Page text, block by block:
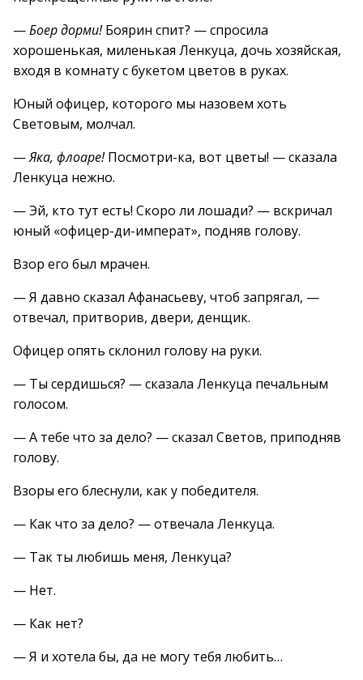
—Боер дорми!Боярин спит? — спросила
хорошенькая, миленькая Ленкуца, дочь хозяйская,
входя в комнату с букетом цветов в руках.
Юный офицер, которого мы назовем хоть
Световым, молчал.
—Яка, флоаре!Посмотри-ка, вот цветы! — сказала
Ленкуца нежно.
— Эй, кто тут есть! Скоро ли лошади? — вскричал
юный «офицер-ди-императ», подняв голову.
Взор его был мрачен.
— Я давно сказал Афанасьеву, чтоб запрягал, —
отвечал, притворив, двери, денщик.
Офицер опять склонил голову на руки.
— Ты сердишься? — сказала Ленкуца печальным
голосом.
— А тебе что за дело? — сказал Светов, приподняв
голову.
Взоры его блеснули, как у победителя.
— Как что за дело? — отвечала Ленкуца.
— Так ты любишь меня, Ленкуца?
— Нет.
— Как нет?
— Я и хотела бы, да не могу тебя любить…